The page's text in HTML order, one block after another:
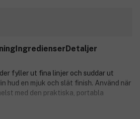
IngredienserDetaljer
fyller ut fina linjer och suddar ut
hud en mjuk och slät finish. Använd när
med den praktiska, portabla